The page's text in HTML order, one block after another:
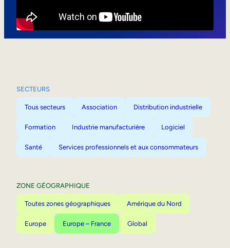
SECTEURS
Tous secteurs Association Distribution industrielle
Formation Industrie manufacturière Logiciel
Santé Services professionnels et aux consommateurs
ZONE GÉOGRAPHIQUE
Toutes zones géographiques Amérique du Nord
Europe Europe – France Global